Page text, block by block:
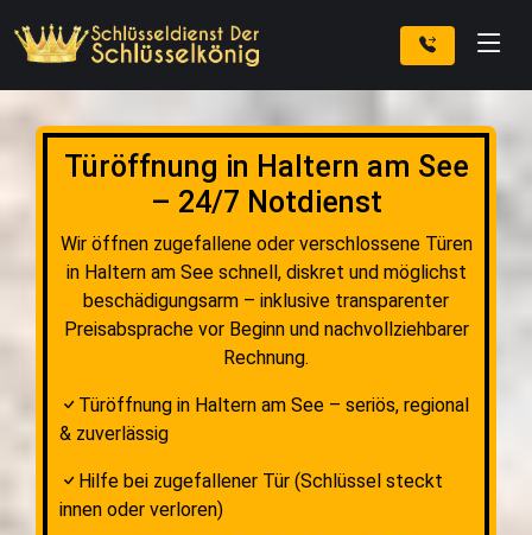
Türöffnung in Haltern am See
– 24/7 Notdienst
Wir öffnen zugefallene oder verschlossene Türen
in Haltern am See schnell, diskret und möglichst
beschädigungsarm – inklusive transparenter
Preisabsprache vor Beginn und nachvollziehbarer
Rechnung.
Türöffnung in Haltern am See – seriös, regional
& zuverlässig
Hilfe bei zugefallener Tür (Schlüssel steckt
innen oder verloren)